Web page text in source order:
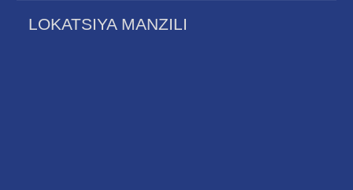
LOKATSIYA MANZILI